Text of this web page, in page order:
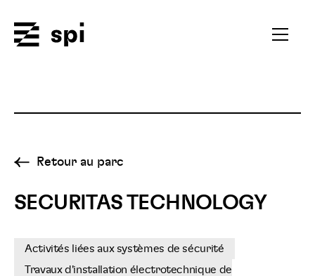
Ouvrir
Retour au parc
SECURITAS TECHNOLOGY
Activités liées aux systèmes de sécurité
Travaux d'installation électrotechnique de